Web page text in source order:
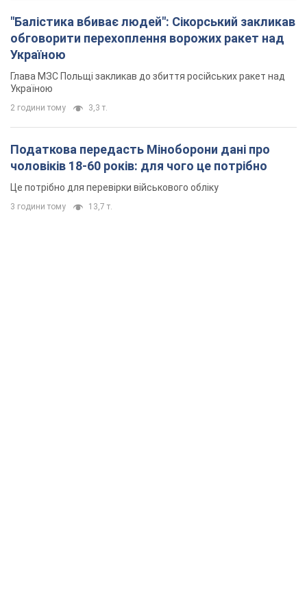
"Балістика вбиває людей": Сікорський закликав
обговорити перехоплення ворожих ракет над
Україною
Глава МЗС Польщі закликав до збиття російських ракет над
Україною
2 години тому 3,3 т.
Податкова передасть Міноборони дані про
чоловіків 18-60 років: для чого це потрібно
Це потрібно для перевірки військового обліку
3 години тому 13,7 т.